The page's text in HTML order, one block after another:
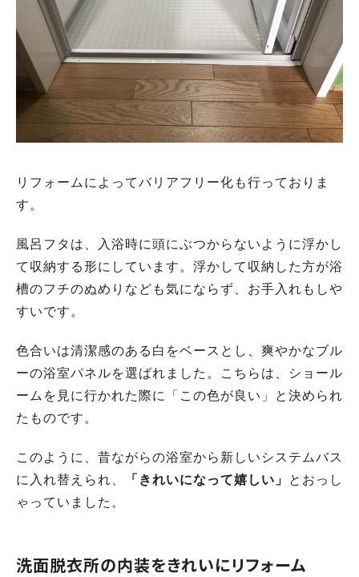
リフォームによってバリアフリー化も行っておりま
す。
風呂フタは、入浴時に頭にぶつからないように浮かし
て収納する形にしています。浮かして収納した方が浴
槽のフチのぬめりなども気にならず、お手入れもしや
すいです。
色合いは清潔感のある白をベースとし、爽やかなブル
ーの浴室パネルを選ばれました。こちらは、ショール
ームを見に行かれた際に「この色が良い」と決められ
たものです。
このように、昔ながらの浴室から新しいシステムバス
に入れ替えられ、
「きれいになって嬉しい」
とおっし
ゃっていました。
洗面脱衣所の内装をきれいにリフォーム